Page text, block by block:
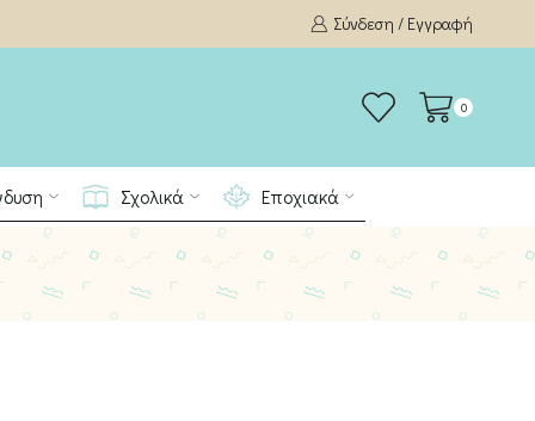
Σύνδεση / Εγγραφή
0
Σχολικά Εποχιακά